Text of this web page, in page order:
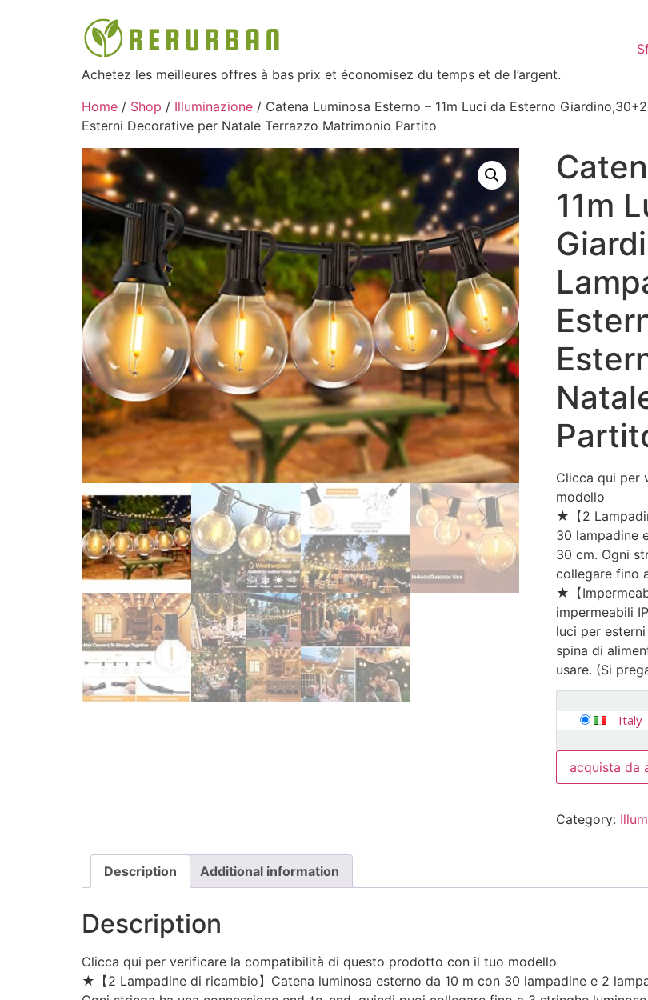
Achetez les meilleures offres à bas prix et économisez du temps et de l’argent.
Home / Shop / Illuminazione / Catena Luminosa Esterno – 11m Luci da Esterno
Esterni Decorative per Natale Terrazzo Matrimonio Partito
11m
Clicca qui per
modello
★【2
30 lampadine
30 cm. Ogni
collegare fino
★【
impermeabili
luci per
spina di
usare. (Si
Italy
acquista da
Category:
Description Additional information
Description
Clicca qui per verificare la compatibilità di questo prodotto con il tuo modello
★【2 Lampadine di ricambio】Catena luminosa esterno da 10 m con 30 lampadine e 2